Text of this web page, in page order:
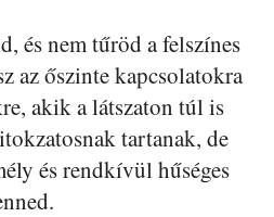
és nem tűröd a felszínes
az őszinte kapcsolatokra
akik a látszaton túl is
tartanak, de
és rendkívül hűséges